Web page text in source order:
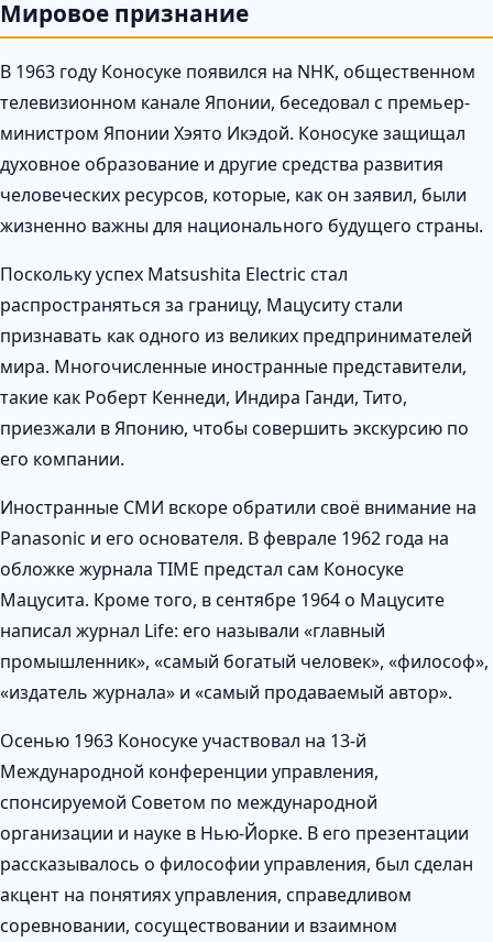
Мировое признание
В 1963 году Коносукe появился на NHK, общественном
телевизионном канале Японии, беседовал с премьер-
министром Японии Хэято Икэдой. Коносуке защищал
духовное образование и другие средства развития
человеческих ресурсов, которые, как он заявил, были
жизненно важны для национального будущего страны.
Поскольку успех Matsushita Electric стал
распространяться за границу, Мацуситу стали
признавать как одного из великих предпринимателей
мира. Многочисленные иностранные представители,
такие как Роберт Кеннеди, Индира Ганди, Тито,
приезжали в Японию, чтобы совершить экскурсию по
его компании.
Иностранные СМИ вскоре обратили своё внимание на
Panasonic и его основателя. В феврале 1962 года на
обложке журнала TIME предстал сам Коносуке
Мацусита. Кроме того, в сентябре 1964 о Мацусите
написал журнал Life: его называли «главный
промышленник», «самый богатый человек», «философ»,
«издатель журнала» и «самый продаваемый автор».
Осенью 1963 Коносуке участвовал на 13-й
Международной конференции управления,
спонсируемой Советом по международной
организации и науке в Нью-Йорке. В его презентации
рассказывалось о философии управления, был сделан
акцент на понятиях управления, справедливом
соревновании, сосуществовании и взаимном